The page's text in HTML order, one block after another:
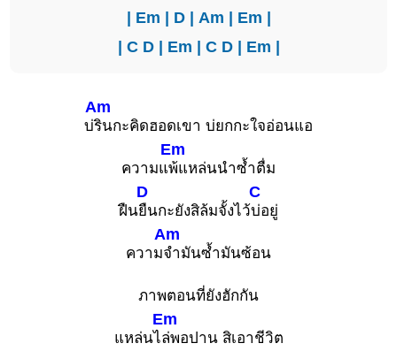
| Em | D| Am | Em |
| C D| Em | C D| Em |
บ่
Am
รินกะคิดฮอดเขา บ่ยกกะใจอ่อนแอ
ความแ
Em
พ้แหล่นนำซ้ำตื่ม
ฝืน
D
ยืนกะยังสิล้มจั้งไว้
C
บ่อยู่
ความ
Am
จำมันซ้ำมันซ้อน
ภาพตอนที่ยังฮักกัน
แหล่นไ
Em
ล่พอปาน สิเอาชีวิต